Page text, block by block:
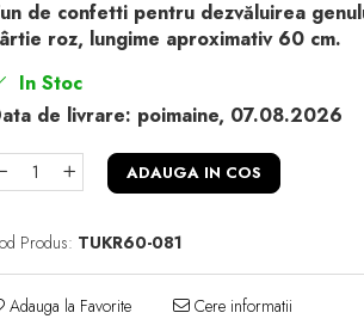
de confetti pentru dezvăluirea
roz, lungime aproximativ 60 cm.
In Stoc
de livrare: poimaine, 07.08.2026
ADAUGA IN COS
Produs: TUKR60-081
Adauga la Favorite Cere informatii